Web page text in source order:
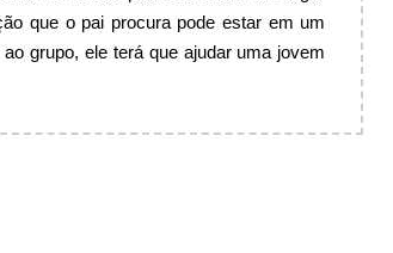
que o pai procura pode estar em um
grupo, ele terá que ajudar uma jovem